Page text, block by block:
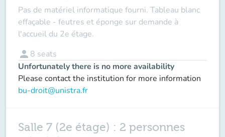
Pas de matériel informatique fourni. Tableau blanc
effaçable - feutres et éponge sur demande à
l'accueil du 2e étage.
person 8 seats
Unfortunately there is no more availability
Please contact the institution for more information
bu-droit@unistra.fr
Salle 7 (2e étage) : 2 personnes